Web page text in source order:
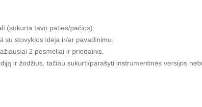
(sukurta tavo paties/pačios).
su stovyklos idėja ir/ar pavadinimu.
2 posmeliai ir priedainis.
ir žodžius, tačiau sukurti/parašyti instrumentinės versijos